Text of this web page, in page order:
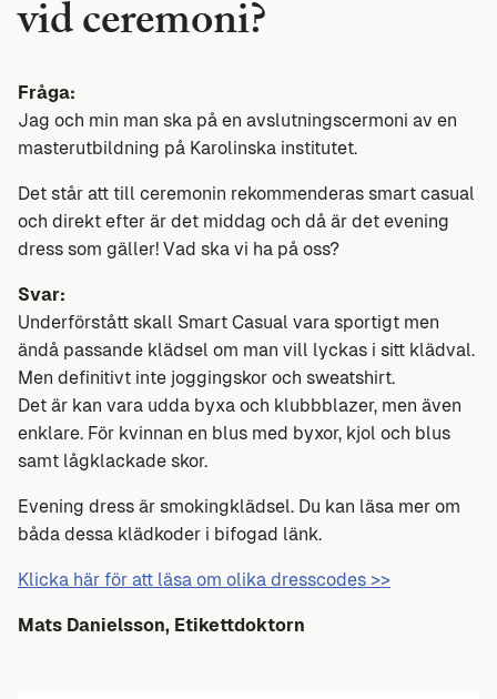
vid ceremoni?
Fråga:
Jag och min man ska på en avslutningscermoni av en
masterutbildning på Karolinska institutet.
Det står att till ceremonin rekommenderas smart casual
och direkt efter är det middag och då är det evening
dress som gäller! Vad ska vi ha på oss?
Svar:
Underförstått skall Smart Casual vara sportigt men
ändå passande klädsel om man vill lyckas i sitt klädval.
Men definitivt inte joggingskor och sweatshirt.
Det är kan vara udda byxa och klubbblazer, men även
enklare. För kvinnan en blus med byxor, kjol och blus
samt lågklackade skor.
Evening dress är smokingklädsel. Du kan läsa mer om
båda dessa klädkoder i bifogad länk.
Klicka här för att läsa om olika dresscodes >>
Mats Danielsson, Etikettdoktorn